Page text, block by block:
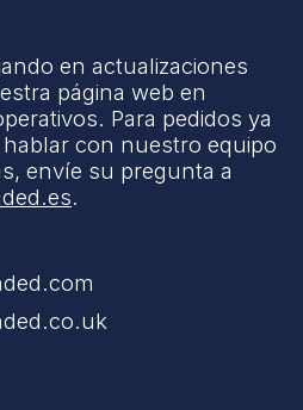
en actualizaciones
página web en
Para pedidos ya
hablar con nuestro equipo
envíe su pregunta a
.